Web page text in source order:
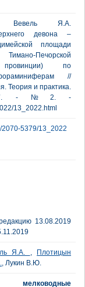
Вевель Я.А.
девона –
площади
Печорской
провинции) по
//
Теория и практика.
- №2. -
13_2022.html
2070-5379/13_2022
13.08.2019
Я.А. ,
Плотицын
, Лукин В.Ю.
мелководные